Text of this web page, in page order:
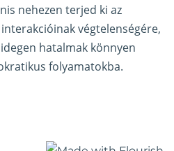
nehezen terjed ki az
végtelenségére,
hatalmak könnyen
folyamatokba.